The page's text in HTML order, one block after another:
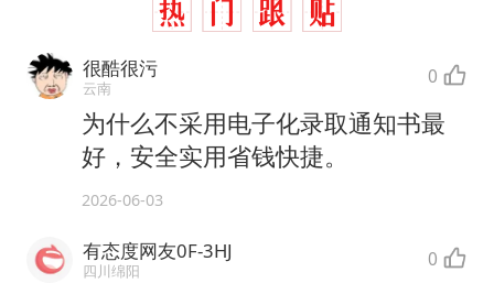
很酷很污
云南 0
为什么不采用电子化录取通知书最
好，安全实用省钱快捷。
2026-06-03
有态度网友0F-3HJ
四川绵阳 0